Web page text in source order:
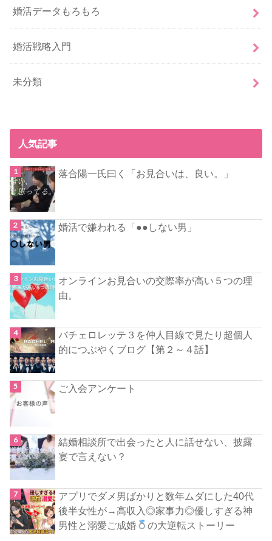
婚活データもろもろ
婚活戦略入門
未分類
人気記事
落合陽一氏曰く「お見合いは、良い。」
婚活で嫌われる「●●しない男」
オンラインお見合いの交際率が高い５つの理
由。
バチェロレッテ３を仲人目線で見たり超個人
的につぶやくブログ【第２～４話】
ご入会アンケート
結婚相談所で出会ったと人に話せない、披露
宴で言えない？
アプリでダメ男ばかりと数年ムダにした40代
後半女性が→高収入◎家事力◎優しすぎる神
男性と溺愛ご成婚
の大逆転ストーリー